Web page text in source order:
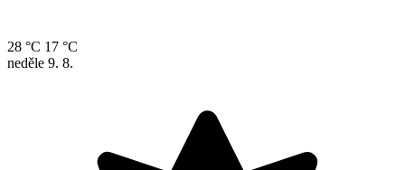
28 °C 17 °C
neděle 9. 8.